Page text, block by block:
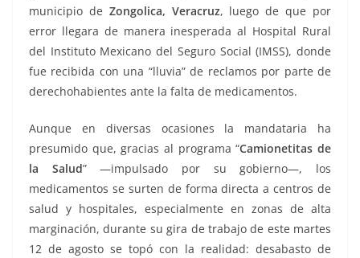
municipio de Zongolica, Veracruz, luego de que por
error llegara de manera inesperada al Hospital Rural
del Instituto Mexicano del Seguro Social (IMSS), donde
fue recibida con una “lluvia” de reclamos por parte de
derechohabientes ante la falta de medicamentos.
Aunque en diversas ocasiones la mandataria ha
presumido que, gracias al programa “Camionetitas de
la Salud” —impulsado por su gobierno—, los
medicamentos se surten de forma directa a centros de
salud y hospitales, especialmente en zonas de alta
marginación, durante su gira de trabajo de este martes
12 de agosto se topó con la realidad: desabasto de